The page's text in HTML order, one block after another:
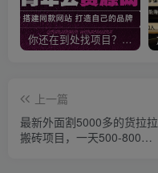
你还在到处找项目？还在当韭菜？我靠卖项目一个月收入5万+，曾经我也是个失败者。
上一篇
最新外面割5000多的货拉拉
搬砖项目，一天500-800，